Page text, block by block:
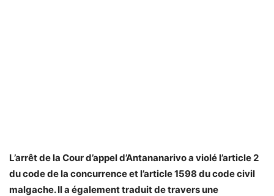
L’arrêt de la Cour d’appel d’Antananarivo a violé l’article 2
du code de la concurrence et l’article 1598 du code civil
malgache. Il a également traduit de travers une